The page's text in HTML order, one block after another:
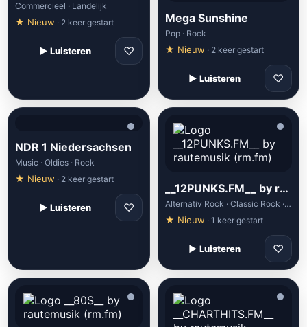
Commercieel · Landelijk
★ Nieuw · 2 keer gestart
▶ Luisteren ♡
Mega Sunshine
Pop · Rock
★ Nieuw · 2 keer gestart
▶ Luisteren ♡
NDR 1 Niedersachsen
Music · Oldies · Rock
★ Nieuw · 2 keer gestart
▶ Luisteren ♡
__12PUNKS.FM__ by rautemusik (rm.fm)
Alternativ Rock · Classic Rock · Heavy Metal · Metal · New Rock
★ Nieuw · 1 keer gestart
▶ Luisteren ♡